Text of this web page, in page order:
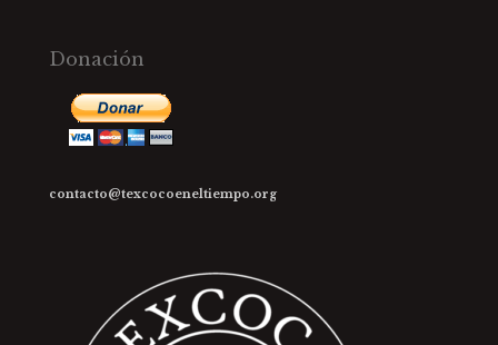
Donación
contacto@texcocoeneltiempo.org